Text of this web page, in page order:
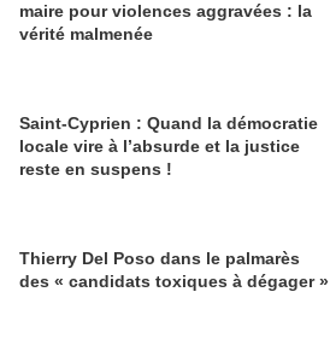
maire pour violences aggravées : la
vérité malmenée
Saint-Cyprien : Quand la démocratie
locale vire à l’absurde et la justice
reste en suspens !
Thierry Del Poso dans le palmarès
des « candidats toxiques à dégager »